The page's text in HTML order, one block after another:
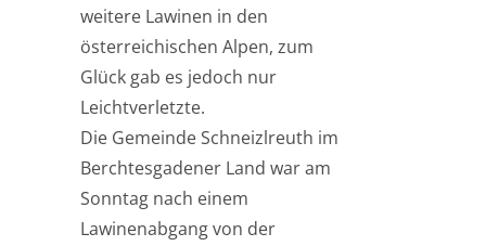
weitere Lawinen in den
österreichischen Alpen, zum
Glück gab es jedoch nur
Leichtverletzte.
Die Gemeinde Schneizlreuth im
Berchtesgadener Land war am
Sonntag nach einem
Lawinenabgang von der